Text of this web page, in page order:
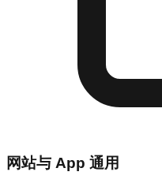
网站与 App 通用